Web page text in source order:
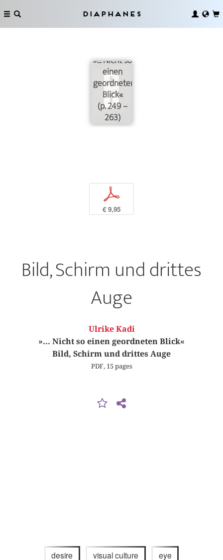
Diaphanes
»... Nicht so
einen
geordneten
Blick«
(p. 249 –
263)
p
€ 9,95
Bild, Schirm und drittes
Auge
Ulrike Kadi
»... Nicht so einen geordneten Blick«
Bild, Schirm und drittes Auge
PDF, 15 pages
desire visual culture eye